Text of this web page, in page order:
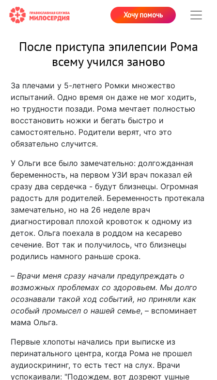
Хочу помочь
После приступа эпилепсии Рома
всему учился заново
За плечами у 5-летнего Ромки множество
испытаний. Одно время он даже не мог ходить,
но трудности позади. Рома мечтает полностью
восстановить ножки и бегать быстро и
самостоятельно. Родители верят, что это
обязательно случится.
У Ольги все было замечательно: долгожданная
беременность, на первом УЗИ врач показал ей
сразу два сердечка - будут близнецы. Огромная
радость для родителей. Беременность протекала
замечательно, но на 26 неделе врач
диагностировал плохой кровоток к одному из
деток. Ольга поехала в роддом на кесарево
сечение. Вот так и получилось, что близнецы
родились намного раньше срока.
–Врачи меня сразу начали предупреждать о
возможных проблемах со здоровьем. Мы долго
осознавали такой ход событий, но приняли как
особый промысел о нашей семье, – вспоминает
мама Ольга.
Первые хлопоты начались при выписке из
перинатального центра, когда Рома не прошел
аудиоскрининг, то есть тест на слух. Врачи
успокаивали: "Подождем, вот дозреют ушные